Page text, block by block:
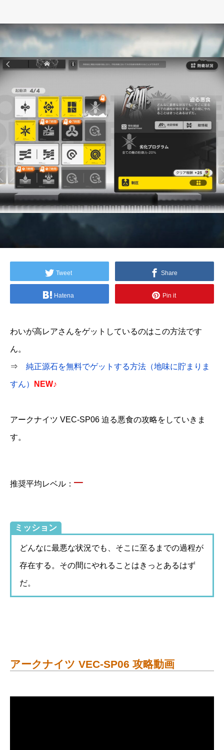
Tweet Share
Hatena Pin it
わいが高レアさんをゲットしているのはこの方法です
ん。
⇒ 純正源石を無料でゲットする方法（地味に貯まりま
すん） NEW♪
アークナイツ VEC-SP06 迫る悪食の攻略をしていきま
す。
推奨平均レベル： –
ミッション
どんなに最悪な状況でも、そこに至るまでの過程が
存在する。その間にやれることはきっとあるはず
だ。
アークナイツ VEC-SP06 攻略動画